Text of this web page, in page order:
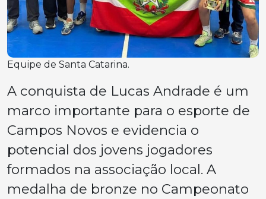
Equipe de Santa Catarina.
A conquista de Lucas Andrade é um
marco importante para o esporte de
Campos Novos e evidencia o
potencial dos jovens jogadores
formados na associação local. A
medalha de bronze no Campeonato